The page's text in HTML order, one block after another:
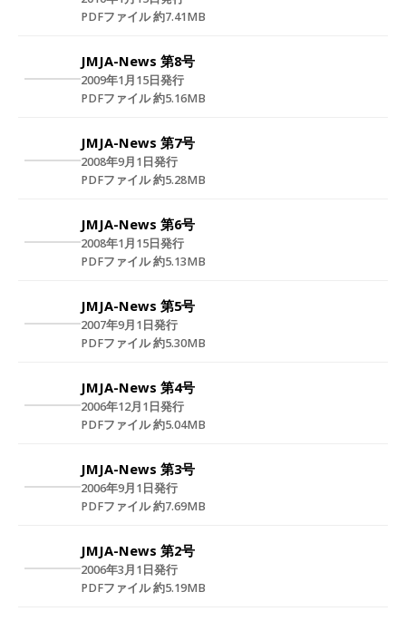
PDFファイル 約7.41MB
JMJA-News 第8号
2009年1月15日発行
PDFファイル 約5.16MB
JMJA-News 第7号
2008年9月1日発行
PDFファイル 約5.28MB
JMJA-News 第6号
2008年1月15日発行
PDFファイル 約5.13MB
JMJA-News 第5号
2007年9月1日発行
PDFファイル 約5.30MB
JMJA-News 第4号
2006年12月1日発行
PDFファイル 約5.04MB
JMJA-News 第3号
2006年9月1日発行
PDFファイル 約7.69MB
JMJA-News 第2号
2006年3月1日発行
PDFファイル 約5.19MB